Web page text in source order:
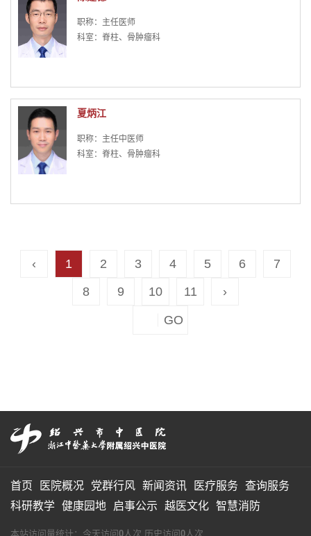
职称：主任医师
科室：脊柱、骨肿瘤科
夏炳江
职称：主任中医师
科室：脊柱、骨肿瘤科
‹ 1 2 3 4 5 6
7
8
9 10 11 ›
首页 医院概况 党群行风 新闻资讯 医疗服务
查询服务
科研教学 健康园地 启事公示 越医文化 智慧消防
本站访问量统计：今天访问0 人次 历史访问0 人次